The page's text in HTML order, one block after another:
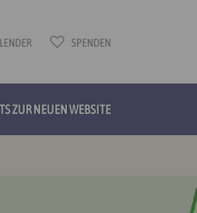
SPENDEN
ZUR NEUEN WEBSITE